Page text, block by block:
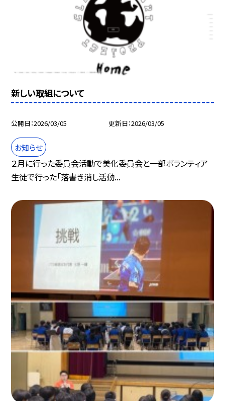
新しい取組について
公開日 2026/03/05 更新日 2026/03/05
お知らせ
２月に行った委員会活動で美化委員会と一部ボランティア
生徒で行った「落書き消し活動...